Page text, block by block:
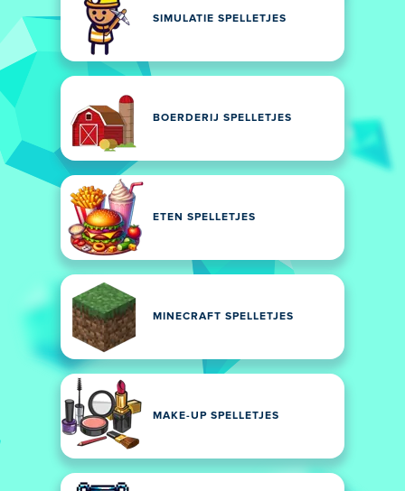
SIMULATIE SPELLETJES
BOERDERIJ SPELLETJES
ETEN SPELLETJES
MINECRAFT SPELLETJES
MAKE-UP SPELLETJES